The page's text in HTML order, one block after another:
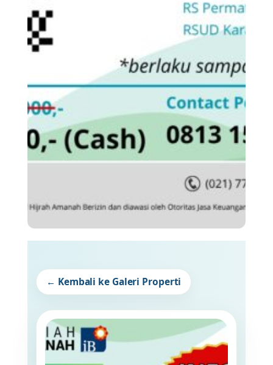
← Kembali ke Galeri Properti